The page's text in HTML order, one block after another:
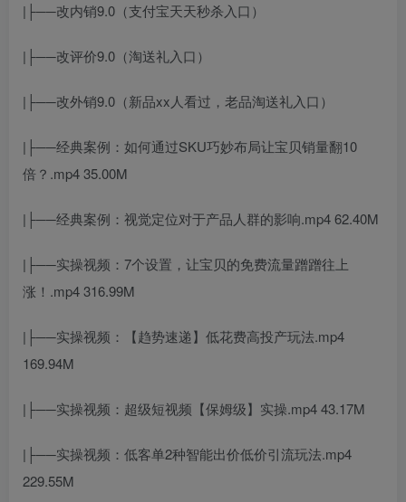
|├──改内销9.0（支付宝天天秒杀入口）
|├──改评价9.0（淘送礼入口）
|├──改外销9.0（新品xx人看过，老品淘送礼入口）
|├──经典案例：如何通过SKU巧妙布局让宝贝销量翻10
倍？.mp4 35.00M
|├──经典案例：视觉定位对于产品人群的影响.mp4 62.40M
|├──实操视频：7个设置，让宝贝的免费流量蹭蹭往上
涨！.mp4 316.99M
|├──实操视频：【趋势速递】低花费高投产玩法.mp4
169.94M
|├──实操视频：超级短视频【保姆级】实操.mp4 43.17M
|├──实操视频：低客单2种智能出价低价引流玩法.mp4
229.55M